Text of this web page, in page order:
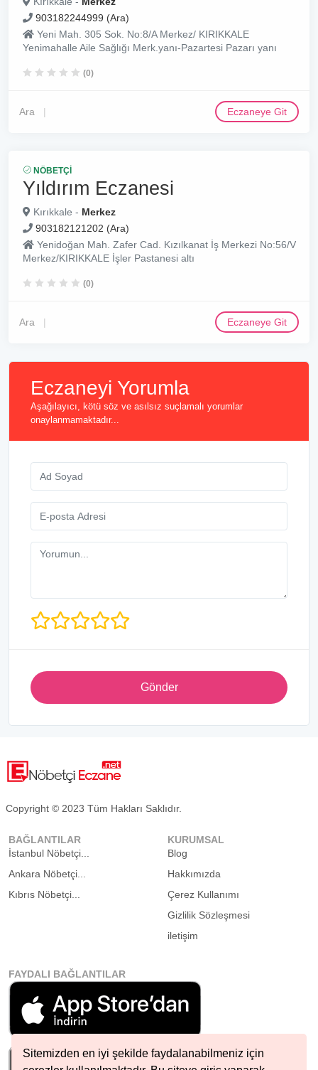
Sitemizden en iyi şekilde faydalanabilmeniz için
903182244999 (Ara)
Yeni Mah. 305 Sok. No:8/A Merkez/ KIRIKKALE
Yenimahalle Aile Sağlığı Merk.yanı-Pazartesi Pazarı yanı
(0)
Ara Eczaneye Git
NÖBETÇI
Yıldırım Eczanesi
Kırıkkale - Merkez
903182121202 (Ara)
Yenidoğan Mah. Zafer Cad. Kızılkanat İş Merkezi No:56/V
Merkez/KIRIKKALE İşler Pastanesi altı
(0)
Ara Eczaneye Git
Eczaneyi Yorumla
Aşağılayıcı, kötü söz ve asılsız suçlamalı yorumlar
onaylanmamaktadır...
Gönder
Copyright © 2023 Tüm Hakları Saklıdır.
BAĞLANTILAR
İstanbul Nöbetçi...
Ankara Nöbetçi...
Kıbrıs Nöbetçi...
KURUMSAL
Blog
Hakkımızda
Çerez Kullanımı
Gizlilik Sözleşmesi
iletişim
FAYDALI BAĞLANTILAR